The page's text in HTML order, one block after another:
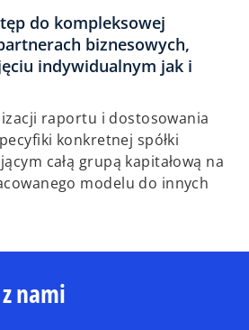
do kompleksowej
biznesowych,
indywidualnym jak i
raportu i dostosowania
konkretnej spółki
całą grupą kapitałową na
modelu do innych
nami